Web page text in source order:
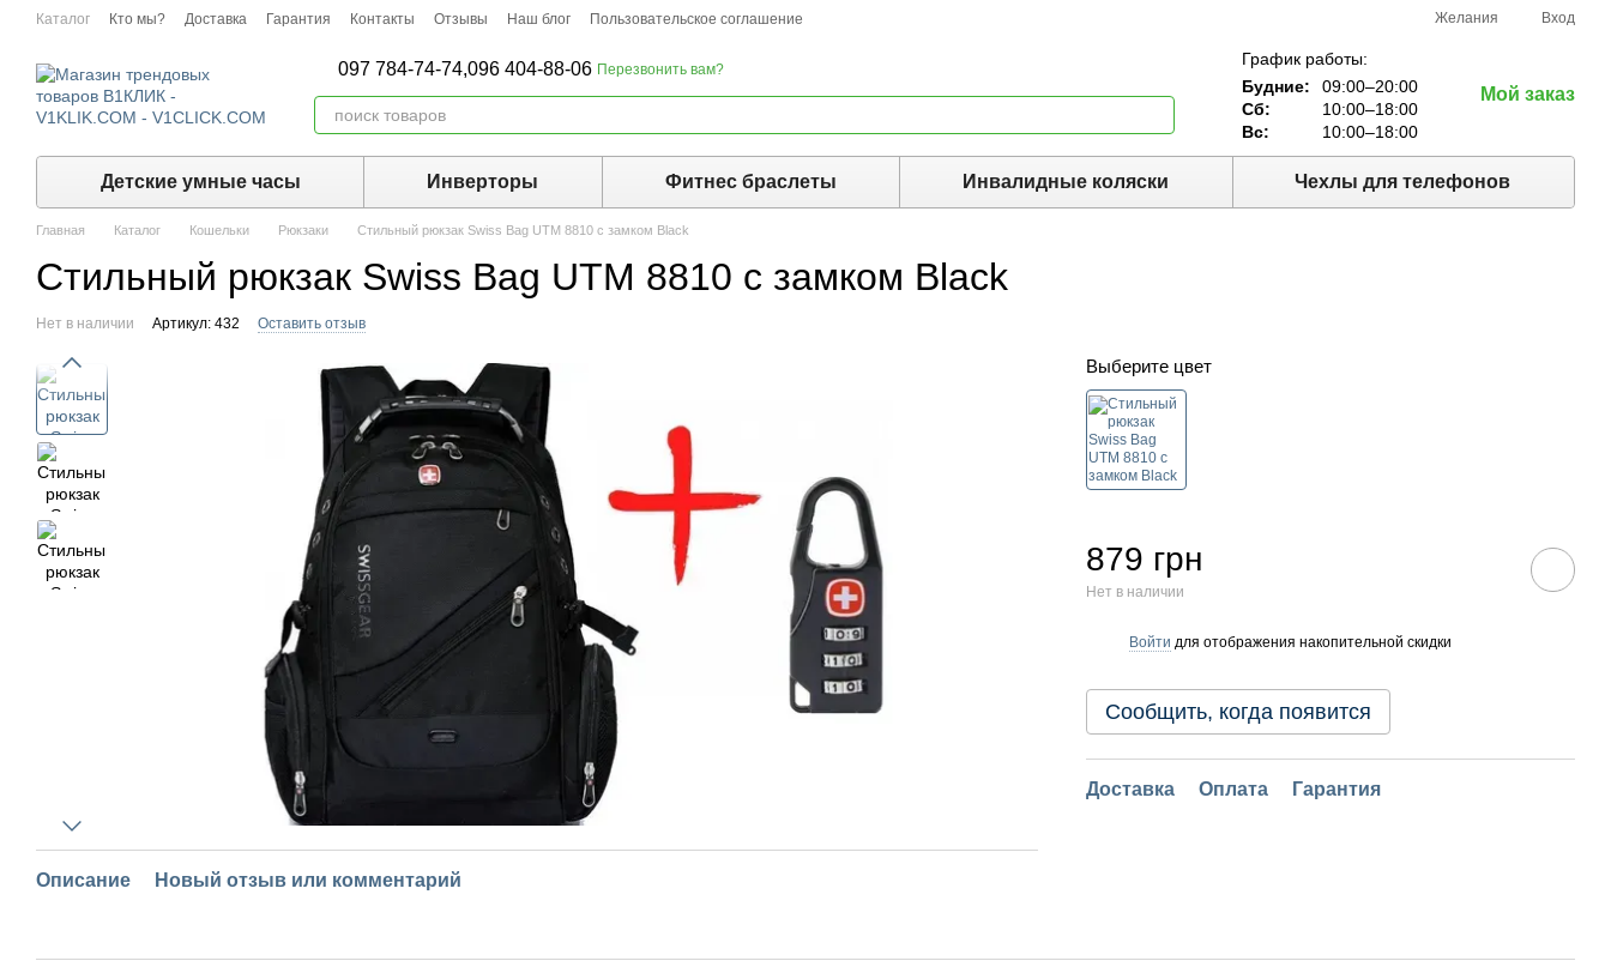
Перейти к основному контенту
Каталог Кто мы? Доставка Гарантия Контакты Отзывы Наш блог Пользовательское соглашение Желания Вход
097 784-74-74,096 404-88-06 Перезвонить вам?
График работы:
Будние:
09:00–20:00
Сб:
10:00–18:00
Вс:
10:00–18:00
Мой заказ
Детские умные часы Инверторы Фитнес браслеты Инвалидные коляски Чехлы для телефонов
Главная Каталог Кошельки Рюкзаки Стильный рюкзак Swiss Bag UTM 8810 с замком Black
Стильный рюкзак Swiss Bag UTM 8810 с замком Black
Нет в наличии Артикул: 432 Оставить отзыв
Описание Новый отзыв или комментарий
Выберите цвет
879 грн
Нет в наличии
Войти для отображения накопительной скидки
Сообщить, когда появится
Доставка Оплата Гарантия